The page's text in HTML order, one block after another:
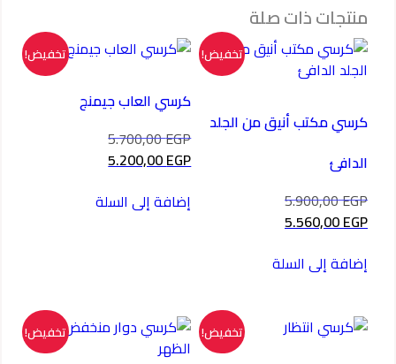
منتجات ذات صلة
تخفيض!
كرسي مكتب أنيق من الجلد
الدافئ
5.900,00EGP السعر
هو:5.560,00EGP
الحالي
هو:
5.560,00 EGP.إضافة إلى السلة
تخفيض!
كرسي العاب جيمنج
5.700,00EGP السعر
الأصلي
هو:5.200,00EGP السعر
الحالي
هو:
5.200,00 EGP.إضافة إلى السلة
تخفيض! تخفيض!